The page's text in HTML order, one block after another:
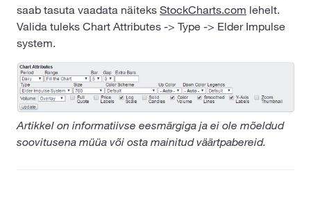
saab tasuta vaadata näiteks StockCharts.com lehelt.
Valida tuleks Chart Attributes -> Type -> Elder Impulse
system.
Artikkel on informatiivse eesmärgiga ja ei ole mõeldud
soovitusena müüa või osta mainitud väärtpabereid.